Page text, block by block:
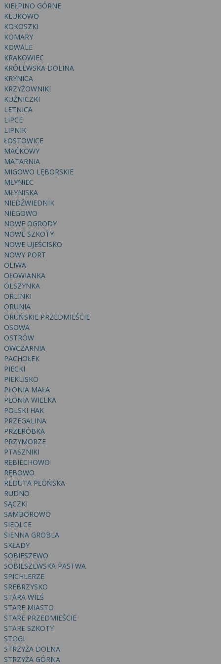
KIEŁPINO GÓRNE
KLUKOWO
KOKOSZKI
KOMARY
KOWALE
KRAKOWIEC
KRÓLEWSKA DOLINA
KRYNICA
KRZYŻOWNIKI
KUŹNICZKI
LETNICA
LIPCE
LIPNIK
ŁOSTOWICE
MAĆKOWY
MATARNIA
MIGOWO LĘBORSKIE
MŁYNIEC
MŁYNISKA
NIEDŹWIEDNIK
NIEGOWO
NOWE OGRODY
NOWE SZKOTY
NOWE UJEŚCISKO
NOWY PORT
OLIWA
OŁOWIANKA
OLSZYNKA
ORLINKI
ORUNIA
ORUŃSKIE PRZEDMIEŚCIE
OSOWA
OSTRÓW
OWCZARNIA
PACHOŁEK
PIECKI
PIEKLISKO
PŁONIA MAŁA
PŁONIA WIELKA
POLSKI HAK
PRZEGALINA
PRZERÓBKA
PRZYMORZE
PTASZNIKI
RĘBIECHOWO
RĘBOWO
REDUTA PŁOŃSKA
RUDNO
SĄCZKI
SAMBOROWO
SIEDLCE
SIENNA GROBLA
SKŁADY
SOBIESZEWO
SOBIESZEWSKA PASTWA
SPICHLERZE
SREBRZYSKO
STARA WIEŚ
STARE MIASTO
STARE PRZEDMIEŚCIE
STARE SZKOTY
STOGI
STRZYŻA DOLNA
STRZYŻA GÓRNA
możesz też wycofać zgodę na przetwarzanie Twoich
danych tylko w niektórych celach. Jeżeli chcesz
dowiedzieć się więcej lub chcesz przeprowadzić
konfigurację szczegółową, to możesz tego dokonać
za pomocą „Ustawień zaawansowanych”.
Więcej informacji na temat wykorzystywania
narzędzi zewnętrznych w naszym serwisie
znajdziesz w Regulaminie Serwisu.